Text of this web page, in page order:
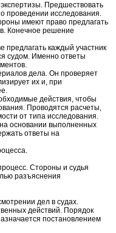
Предшествовать
проведении исследования.
имеют право предлагать
Конечное решение
каждый участник
судом. Именно ответы
дела. Он проверяет
их и, при
действия, чтобы
Проводятся расчеты,
от типа исследования.
основании выполненных
ответы на
Стороны и судья
разъяснения
дел в судах.
действий. Порядок
постановлением